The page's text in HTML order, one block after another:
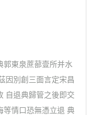
郭東泉蔗蔀壹所并水
因別創三面言定宋昌
自退典歸管之後即交
等情口恐無憑立退 典